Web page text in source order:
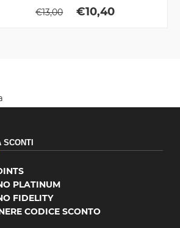
€13,00 €10,40
SCONTI
PLATINUM
FIDELITY
CODICE SCONTO